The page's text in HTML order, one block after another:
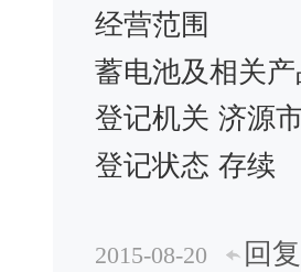
经营范围
蓄电池及相关
登记机关 济源
登记状态 存续
2015-08-20
回复